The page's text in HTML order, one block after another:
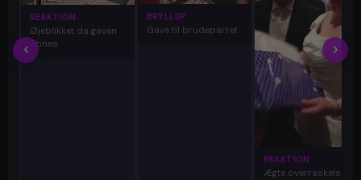
REAKTION
Øjeblikket da gaven
åbnes
BRYLLUP
Gave til brudeparret
REAKTION
Ægte overraskelse